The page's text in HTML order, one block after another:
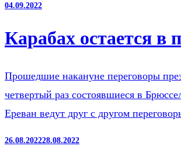
04.09.2022
Карабах остается в
Прошедшие накануне переговоры
четвертый раз состоявшиеся в
Ереван ведут друг с другом
26.08.202228.08.2022